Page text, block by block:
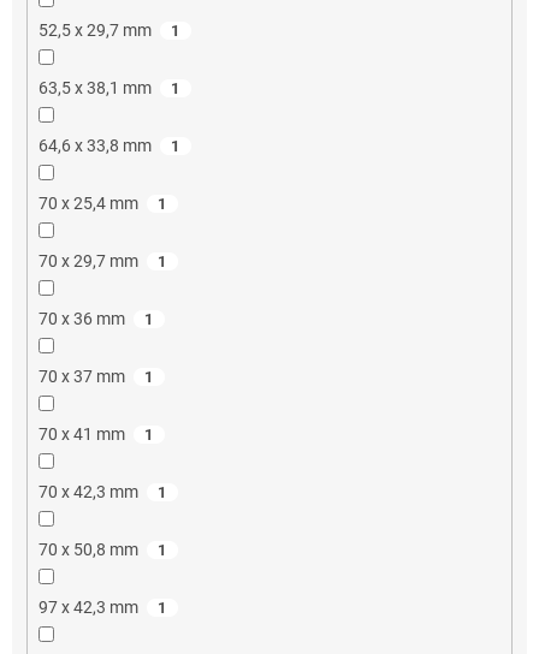
52,5 x 29,7 mm 1
63,5 x 38,1 mm 1
64,6 x 33,8 mm 1
70 x 25,4 mm 1
70 x 29,7 mm 1
70 x 36 mm 1
70 x 37 mm 1
70 x 41 mm 1
70 x 42,3 mm 1
70 x 50,8 mm 1
97 x 42,3 mm 1